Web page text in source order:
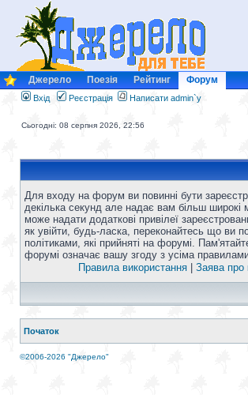
Джерело Поезія Рейтинг Форум
Вхід Реєстрація Написати admin`у
Сьогодні: 08 серпня 2026, 22:56
Для входу на форум ви повинні бути
декілька секунд але надає вам більш широкі
може надати додаткові привілеї
як увійти, будь-ласка, переконайтесь що ви
політиками, які прийняті на форумі.
форумі означає вашу згоду з усіма
Правила використання
Заява про
Початок
©2006-2026 "Джерело"